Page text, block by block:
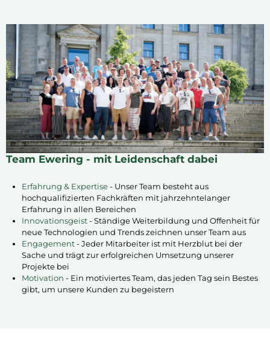
Team Ewering - mit Leidenschaft dabei
Erfahrung & Expertise- Unser Team besteht aus
hochqualifizierten Fachkräften mit jahrzehntelanger
Erfahrung in allen Bereichen
Innovationsgeist- Ständige Weiterbildung und Offenheit für
neue Technologien und Trends zeichnen unser Team aus
Engagement- Jeder Mitarbeiter ist mit Herzblut bei der
Sache und trägt zur erfolgreichen Umsetzung unserer
Projekte bei
Motivation - Ein motiviertes Team, das jeden Tag sein Bestes
gibt, um unsere Kunden zu begeistern